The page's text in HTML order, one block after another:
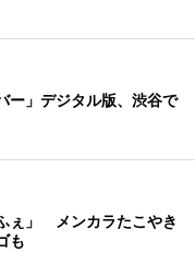
ー」デジタル版、渋谷で
ぇ」 メンカラたこやき
も